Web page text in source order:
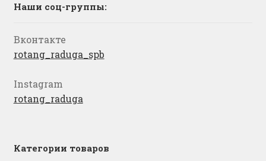
Наши соц-группы:
Вконтакте
rotang_raduga_spb
Instagram
rotang_raduga
Категории товаров